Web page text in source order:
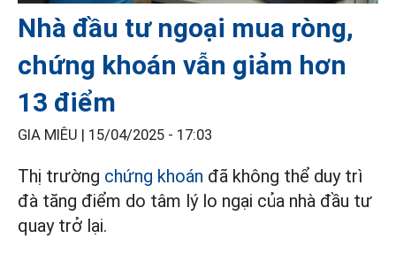
Nhà đầu tư ngoại mua ròng,
chứng khoán vẫn giảm hơn
13 điểm
GIA MIÊU | 15/04/2025 - 17:03
Thị trường chứng khoán đã không thể duy trì
đà tăng điểm do tâm lý lo ngại của nhà đầu tư
quay trở lại.